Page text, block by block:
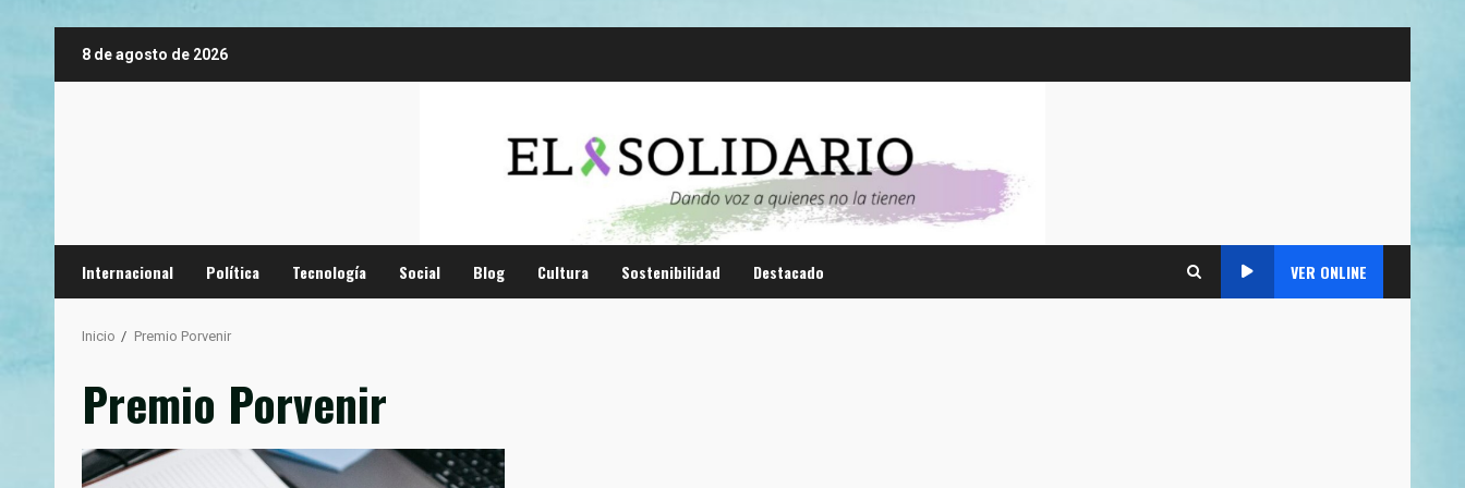
8 de agosto de 2026
Internacional Política Tecnología Social Blog Cultura Sostenibilidad Destacado VER ONLINE
Inicio Premio Porvenir
Premio Porvenir